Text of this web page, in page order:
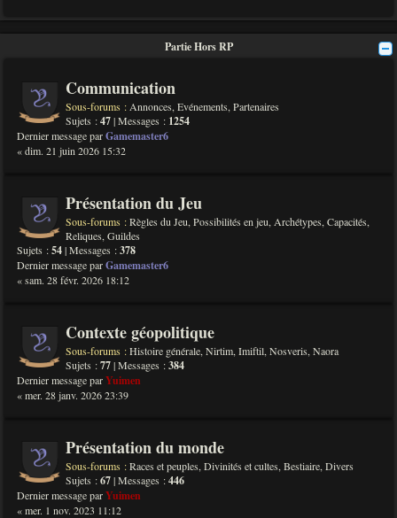
Partie Hors RP
Communication
Sous-forums : Annonces, Evénements, Partenaires
Sujets :47| Messages : 1254
Dernier message parGamemaster6
« dim. 21 juin 2026 15:32
Présentation du Jeu
Sous-forums :Règles du Jeu, Possibilités en jeu, Archétypes, Capacités,
Reliques, Guildes
Sujets :54| Messages :378
Dernier message parGamemaster6
« sam. 28 févr. 2026 18:12
Contexte géopolitique
Sous-forums :Histoire générale, Nirtim, Imiftil, Nosveris, Naora
Sujets :77| Messages :384
Dernier message parYuimen
« mer. 28 janv. 2026 23:39
Présentation du monde
Sous-forums :Races et peuples, Divinités et cultes, Bestiaire, Divers
Sujets :67| Messages :446
Dernier message parYuimen
« mer. 1 nov. 2023 11:12